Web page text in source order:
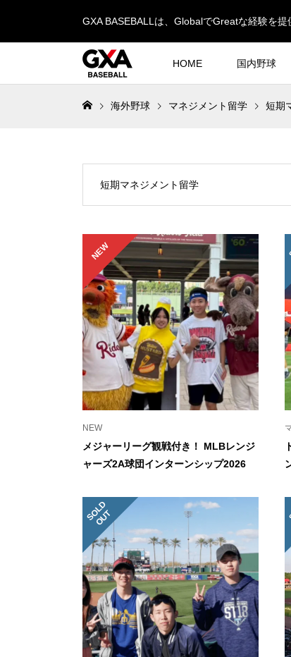
GXA BASEBALLは、GlobalでGreatな経験を提
HOME 国内野球
海外野球 マネジメント留学 短期
短期マネジメント留学
NEW
NEW
メジャーリーグ観戦付き！ MLBレンジ
ャーズ2A球団インターンシップ2026
S
O
L
D
O
U
T